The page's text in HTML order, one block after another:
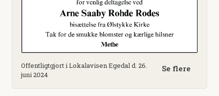
Offentligtgjort i Lokalavisen Egedal d. 26.
juni 2024
Se flere